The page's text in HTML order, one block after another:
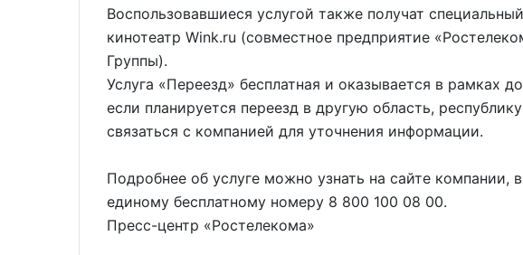
Воспользовавшиеся услугой также получат
кинотеатр Wink.ru (совместное предприятие
Группы).
Услуга «Переезд» бесплатная и оказывается в рамках
если планируется переезд в другую область,
связаться с компанией для уточнения информации.
Подробнее об услуге можно узнать на сайте компании,
единому бесплатному номеру 8 800 100 08 00.
Пресс-центр «Ростелекома»